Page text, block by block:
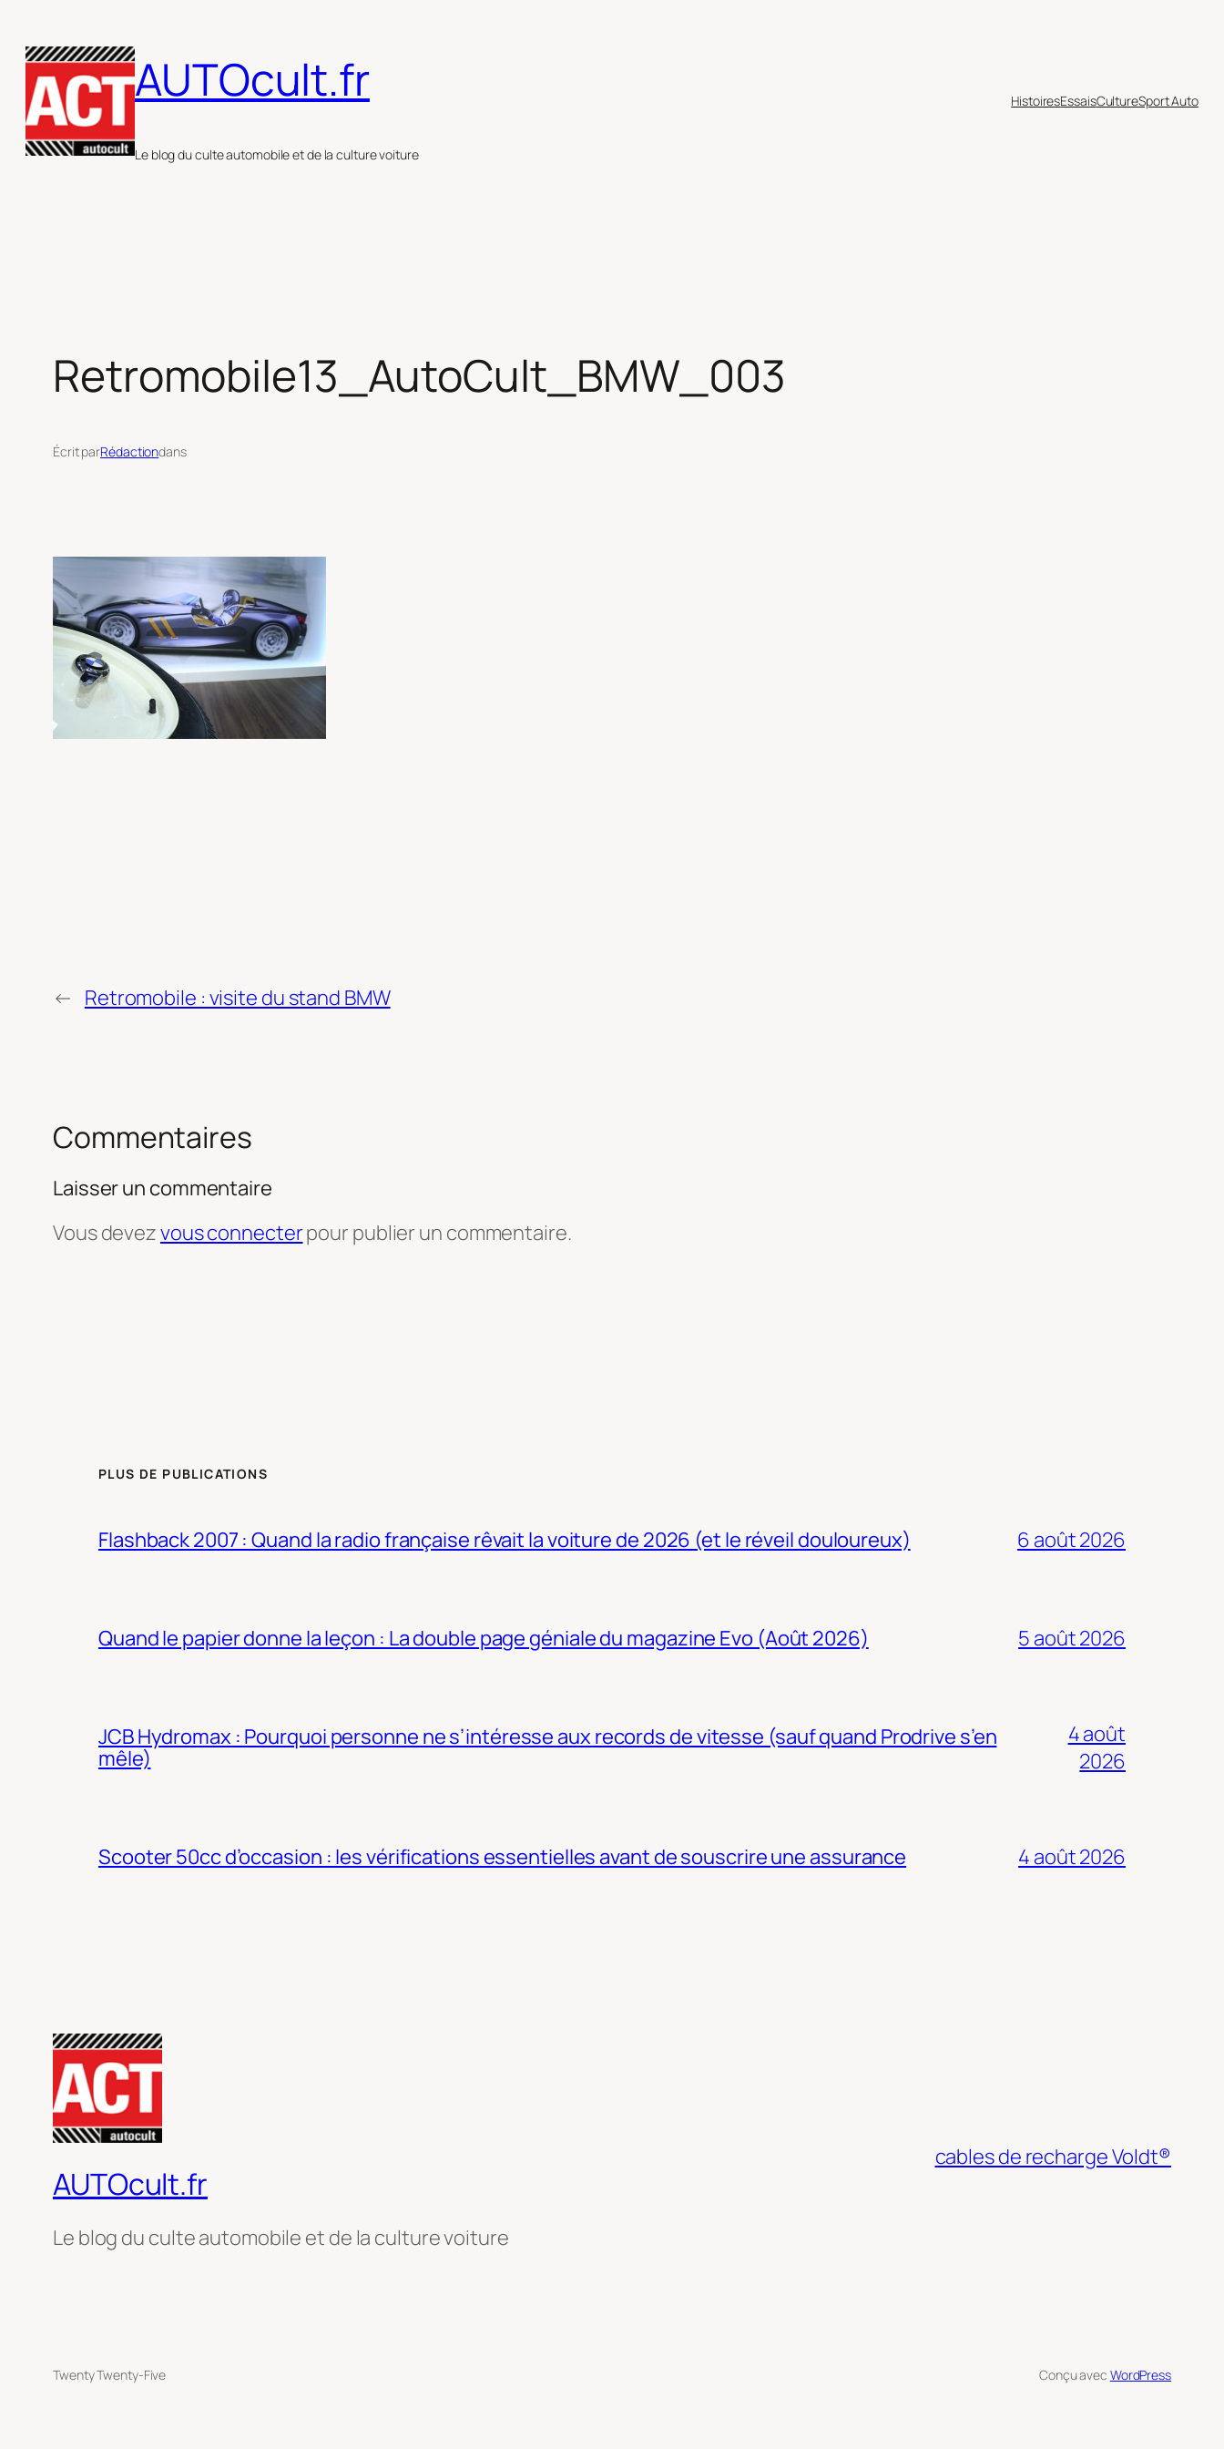
au
contenu
AUTOcult.fr
Le blog du culte automobile et de la culture voiture
HistoiresEssaisCultureSport Auto
Retromobile13_AutoCult_BMW_003
Écrit parRédactiondans
← Retromobile : visite du stand BMW
Commentaires
Laisser un commentaire
Vous devezvous connecterpour publier un commentaire.
PLUS DE PUBLICATIONS
Flashback 2007 : Quand la radio française rêvait la voiture de 2026 (et le réveil douloureux) 6 août 2026
Quand le papier donne la leçon : La double page géniale du magazine Evo (Août 2026) 5 août 2026
JCB Hydromax : Pourquoi personne ne s’intéresse aux records de vitesse (sauf quand Prodrive s’en
mêle)
4 août
2026
Scooter 50cc d’occasion : les vérifications essentielles avant de souscrire une assurance 4 août 2026
AUTOcult.fr
Le blog du culte automobile et de la culture voiture
cables de recharge Voldt®
Twenty Twenty-Five Conçu avec WordPress